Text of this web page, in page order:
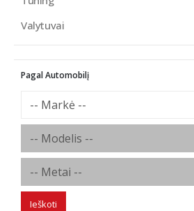
Valytuvai
Pagal Automobilį
Ieškoti